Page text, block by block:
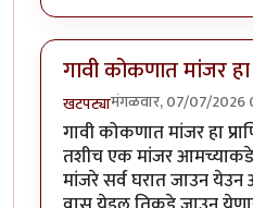
गावी कोकणात मांजर हा
खटपट्यामंगळवार, 07/07/2026
गावी कोकणात मांजर हा
तशीच एक मांजर आमच्याकडे
मांजरे सर्व घरात जाउन